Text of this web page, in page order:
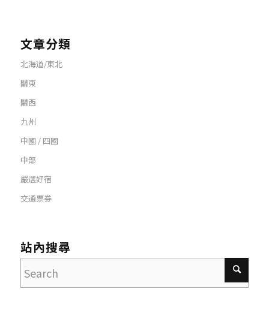
文章分類
北海道/東北
關東
關西
九州
中國 / 四國
中部
嚴選好宿
交通票券
站內搜尋